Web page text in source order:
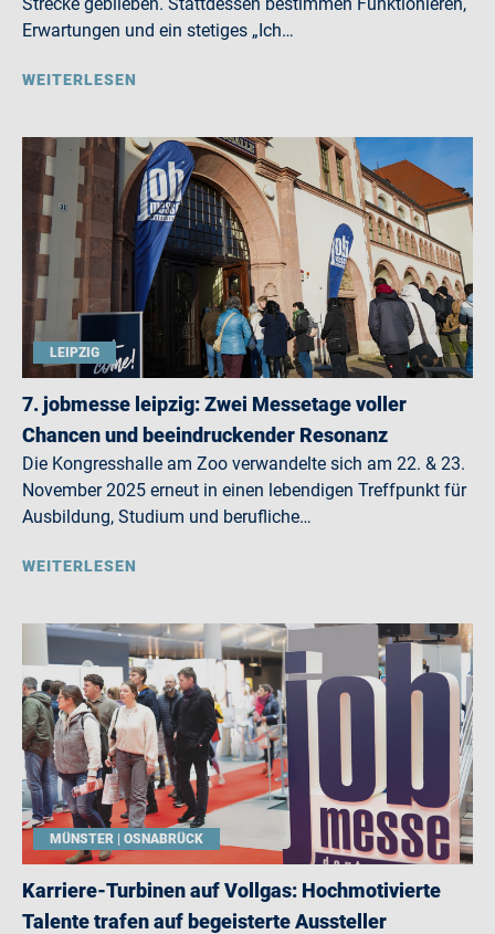
Erwartungen und ein stetiges „Ich…
WEITERLESEN
LEIPZIG
7. jobmesse leipzig: Zwei Messetage voller
Chancen und beeindruckender Resonanz
Die Kongresshalle am Zoo verwandelte sich am 22. & 23.
November 2025 erneut in einen lebendigen Treffpunkt für
Ausbildung, Studium und berufliche…
WEITERLESEN
MÜNSTER | OSNABRÜCK
Karriere-Turbinen auf Vollgas: Hochmotivierte
Talente trafen auf begeisterte Aussteller